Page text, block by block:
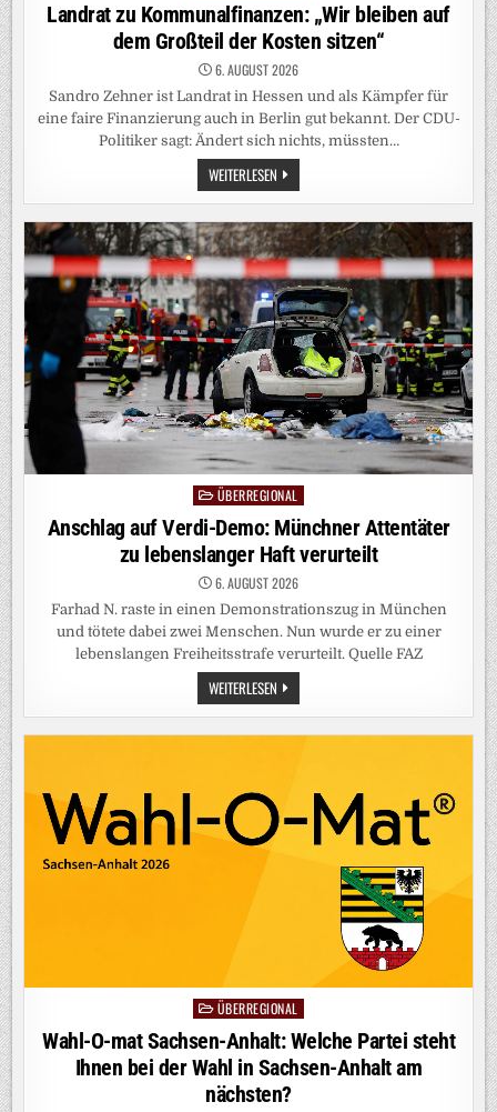
Landrat zu Kommunalfinanzen: „Wir bleiben auf
dem Großteil der Kosten sitzen“
6. AUGUST 2026
Sandro Zehner ist Landrat in Hessen und als Kämpfer für
eine faire Finanzierung auch in Berlin gut bekannt. Der CDU-
Politiker sagt: Ändert sich nichts, müssten…
WEITERLESEN LANDRAT
ZU
KOMMUNALFINANZEN:
„WIR
BLEIBEN
AUF
DEM
GROSSTEIL D
ER K
OSTEN S
ITZEN“
Posted
in
ÜBERREGIONAL
Anschlag auf Verdi-Demo: Münchner Attentäter
zu lebenslanger Haft verurteilt
6. AUGUST 2026
Farhad N. raste in einen Demonstrationszug in München
und tötete dabei zwei Menschen. Nun wurde er zu einer
lebenslangen Freiheitsstrafe verurteilt. Quelle FAZ
WEITERLESEN ANSCHLAG
AUF
VERDI-
DEMO:
LEBENSLANGER
HAFT
VERURTEILT
PostedÜBERREGIONAL
Wahl-O-mat Sachsen-Anhalt: Welche Partei steht
Ihnen bei der Wahl in Sachsen-Anhalt am
nächsten?